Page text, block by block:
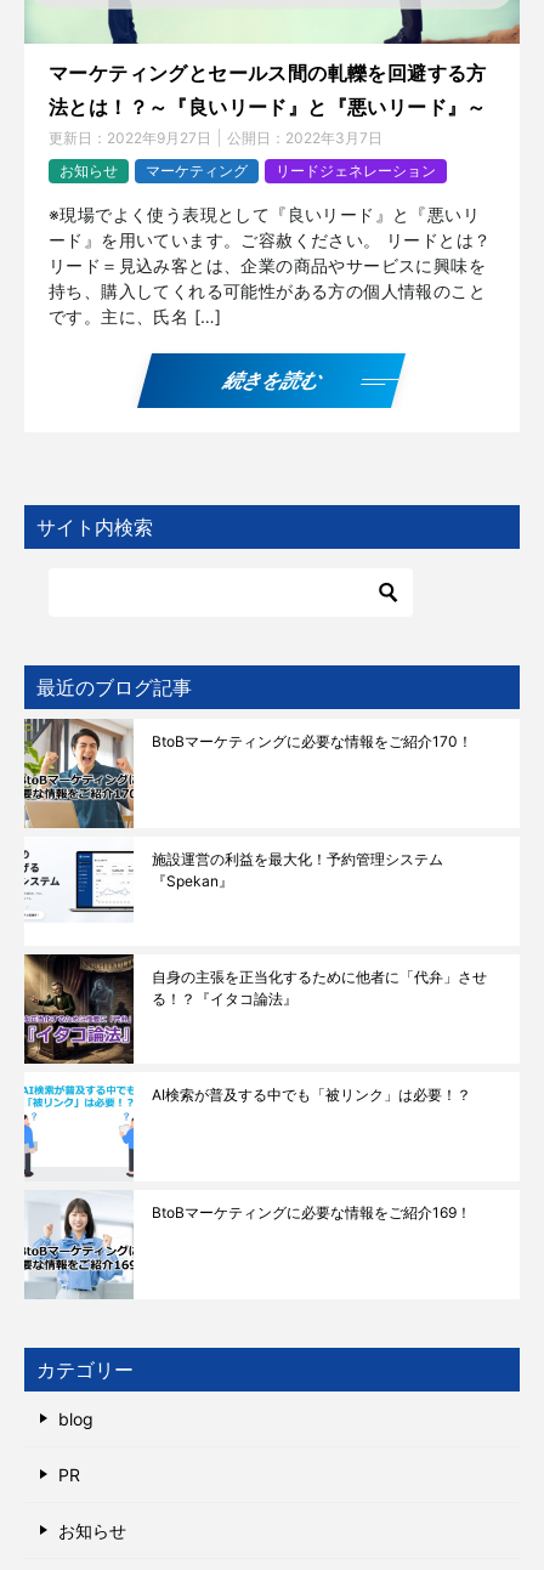
マーケティングとセールス間の軋轢を回避する方
法とは！？～『良いリード』と『悪いリード』～
更新日： 2022年9月27日 公開日： 2022年3月7日
お知らせ
マーケティング リードジェネレーション
※現場でよく使う表現として『良いリード』と『悪いリ
ード』を用いています。ご容赦ください。 リードとは？
リード＝見込み客とは、企業の商品やサービスに興味を
持ち、購入してくれる可能性がある方の個人情報のこと
です。主に、氏名 […]
続きを読む
サイト内検索
最近のブログ記事
BtoBマーケティングに必要な情報をご紹介170！
施設運営の利益を最大化！予約管理システム
『Spekan』
自身の主張を正当化するために他者に「代弁」させ
る！？『イタコ論法』
AI検索が普及する中でも「被リンク」は必要！？
BtoBマーケティングに必要な情報をご紹介169！
カテゴリー
blog
PR
お知らせ